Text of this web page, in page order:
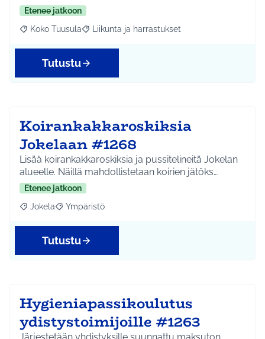
Etenee jatkoon
Rajaa tulokset aihepiirin mukaan: Koko Tuusula
Koko Tuusula Rajaa tulokset teeman mukaan: Liikunta ja
Liikunta ja harrastukset
Tutustu
Koirankakkaroskiksia
Jokelaan #1268
Lisää koirankakkaroskiksia ja pussitelineitä Jokelan
alueelle. Näillä mahdollistetaan koirien jätöks…
Etenee jatkoon
Rajaa tulokset aihepiirin mukaan: Jokela
Jokela Rajaa tulokset teeman mukaan: Ympäristö
Ympäristö
Tutustu
Hygieniapassikoulutus
ydistystoimijoille #1263